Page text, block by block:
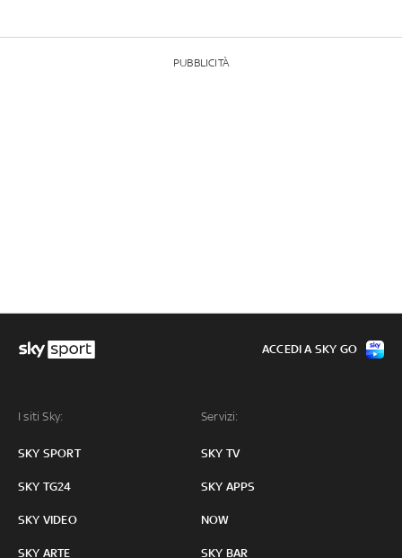
PUBBLICITÀ
I siti Sky:
SKY SPORT
SKY TG24
SKY VIDEO
SKY ARTE
Servizi:
SKY TV
SKY APPS
NOW
SKY BAR
ACCEDI A SKY GO